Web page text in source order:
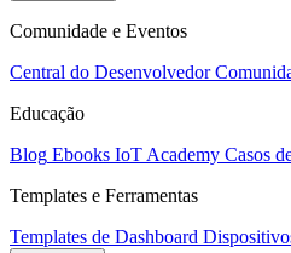
Comunidade e Eventos
Central do Desenvolvedor
Educação
Blog Ebooks IoT Academy Casos
Templates e Ferramentas
Templates de Dashboard